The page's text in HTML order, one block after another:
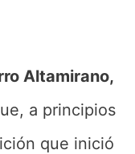
Altamirano,
a principios
que inició